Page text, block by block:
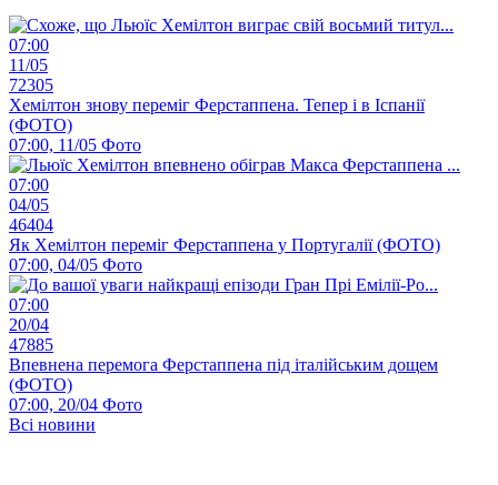
07:00
11/05
72305
Хемілтон знову переміг Ферстаппена. Тепер і в Іспанії
(ФОТО)
07:00, 11/05 Фото
07:00
04/05
46404
Як Хемілтон переміг Ферстаппена у Португалії (ФОТО)
07:00, 04/05 Фото
07:00
20/04
47885
Впевнена перемога Ферстаппена під італійським дощем
(ФОТО)
07:00, 20/04 Фото
Всі новини